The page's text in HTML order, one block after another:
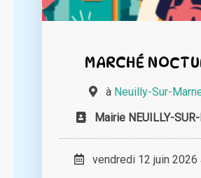
MARCHÉ
à Neuilly-Sur-
Mairie NEUILLY-
vendredi 12 juin 2026